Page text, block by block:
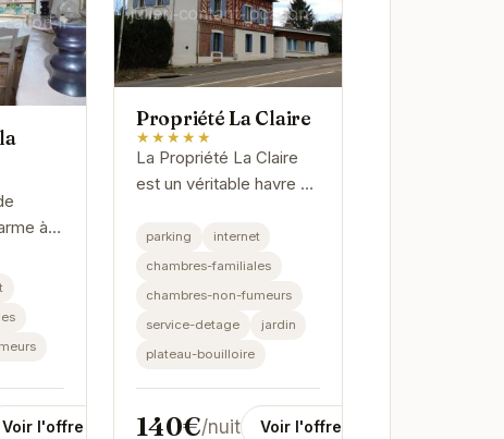
à la
Voir l'offre
Propriété La Claire
★★★★★
La Propriété La Claire
est un véritable havre de
authentique et confort
moderne. Ses chambres
élégantes et son jardin...
parking
internet
chambres-familiales
chambres-non-fumeurs
service-detage
jardin
plateau-bouilloire
140€/nuit Voir l'offre